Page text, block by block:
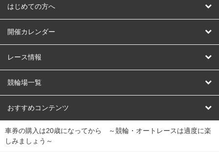
はじめての方へ
はじめての方へ
開催カレンダー
競輪
オートレース
競輪くじ
Dokanto!
レース情報
レース予想
レース結果
キャリーオーバー一覧
競輪場一覧
北日本 函館競輪場
関
東
弥彦競輪場 前橋競輪場 取手競輪場 宇都宮競輪場
おすすめコンテンツ
競輪選手情報
車券の購入は20歳になってから ～競輪・オートレースは適度に楽
しみましょう～